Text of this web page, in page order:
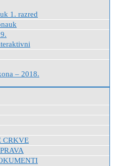
1. razred
– 2018.
CRKVE